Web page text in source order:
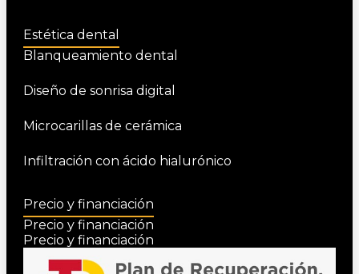
Estética dental
Blanqueamiento dental
Diseño de sonrisa digital
Microcarillas de cerámica
Infiltración con ácido hialurónico
Precio y financiación
Precio y financiación
Precio y financiación